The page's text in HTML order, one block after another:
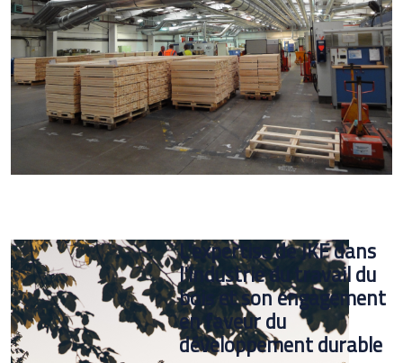
L'expertise de JKF dans
l'industrie du travail du
bois et son engagement
en faveur du
développement durable